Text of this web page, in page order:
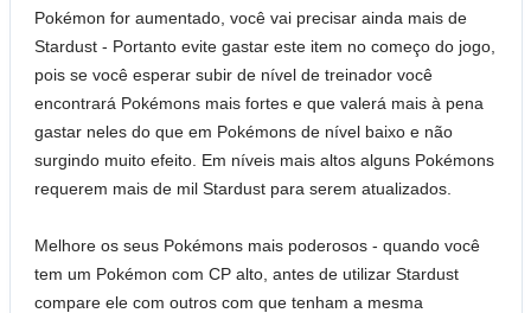
Pokémon for aumentado, você vai precisar ainda mais de
Stardust - Portanto evite gastar este item no começo do jogo,
pois se você esperar subir de nível de treinador você
encontrará Pokémons mais fortes e que valerá mais à pena
gastar neles do que em Pokémons de nível baixo e não
surgindo muito efeito. Em níveis mais altos alguns Pokémons
requerem mais de mil Stardust para serem atualizados.
Melhore os seus Pokémons mais poderosos - quando você
tem um Pokémon com CP alto, antes de utilizar Stardust
compare ele com outros com que tenham a mesma